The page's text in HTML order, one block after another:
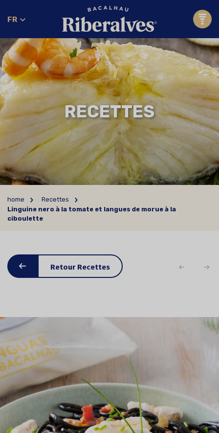
FR
RECETTES
home
Recettes
Linguine nero à la tomate et langues de morue à la
ciboulette
Retour Recettes